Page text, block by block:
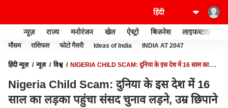
न्यूज़ राज्य मनोरंजन खेल ऐस्ट्रो बिजनेस लाइफस्टाइल
मौसम राशिफल फोटो गैलरी Ideas of India INDIA AT 2047
हिंदी न्यूज़ न्यूज़ विश्व
NIGERIA CHILD SCAM: दुनिया के इस देश में 16 साल का
Nigeria Child Scam: दुनिया के इस देश में 16
साल का लड़का पहुंचा संसद चुनाव लड़ने, उम्र छिपाने